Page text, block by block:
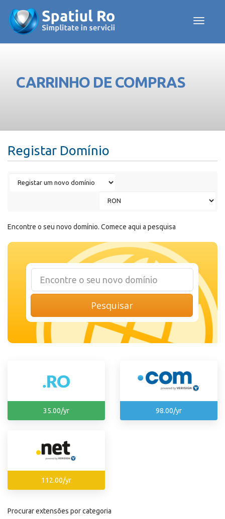
Toggle
CARRINHO DE COMPRAS
Registar Domínio
Encontre o seu novo domínio. Comece aqui a pesquisa
Pesquisar
35.00/yr 98.00/yr
112.00/yr
Procurar extensões por categoria